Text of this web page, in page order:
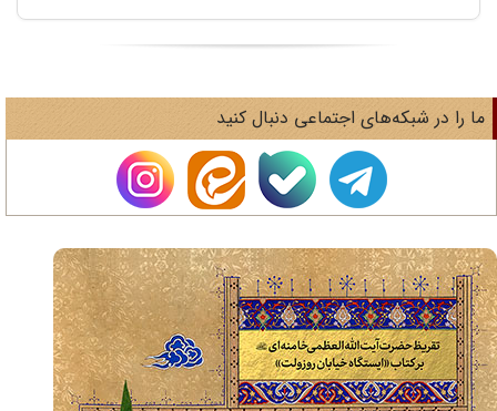
را در شبکه‌های اجتماعی دنبال کنید